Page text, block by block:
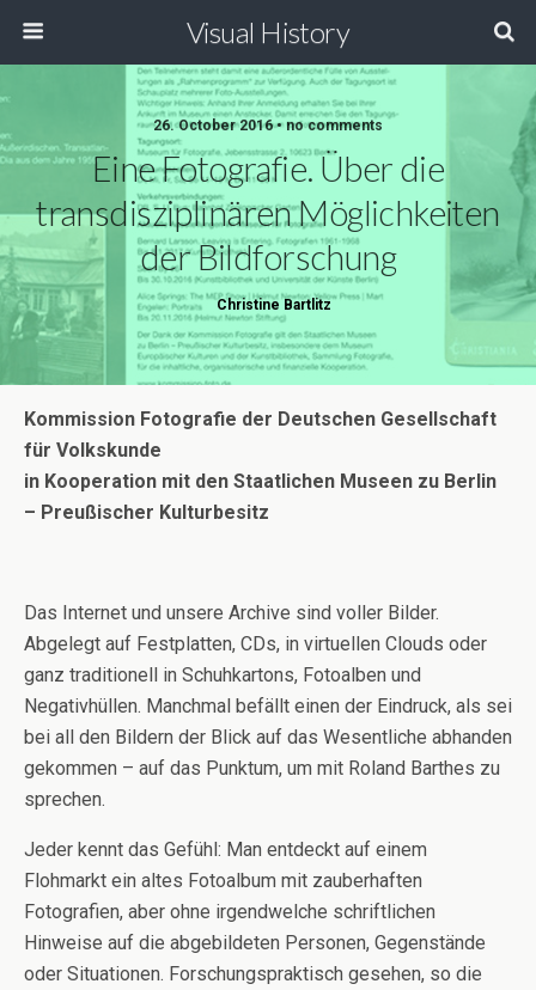
Visual History
26. October 2016 • no comments
Eine Fotografie. Über die
transdisziplinären Möglichkeiten
der Bildforschung
Christine Bartlitz
Kommission Fotografie der Deutschen Gesellschaft
für Volkskunde
in Kooperation mit den Staatlichen Museen zu Berlin
– Preußischer Kulturbesitz
Das Internet und unsere Archive sind voller Bilder.
Abgelegt auf Festplatten, CDs, in virtuellen Clouds oder
ganz traditionell in Schuhkartons, Fotoalben und
Negativhüllen. Manchmal befällt einen der Eindruck, als sei
bei all den Bildern der Blick auf das Wesentliche abhanden
gekommen – auf das Punktum, um mit Roland Barthes zu
sprechen.
Jeder kennt das Gefühl: Man entdeckt auf einem
Flohmarkt ein altes Fotoalbum mit zauberhaften
Fotografien, aber ohne irgendwelche schriftlichen
Hinweise auf die abgebildeten Personen, Gegenstände
oder Situationen. Forschungspraktisch gesehen, so die